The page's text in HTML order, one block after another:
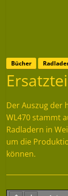
Bücher
Der Auszug der
WL470 stammt
Radladern in
um die
können.